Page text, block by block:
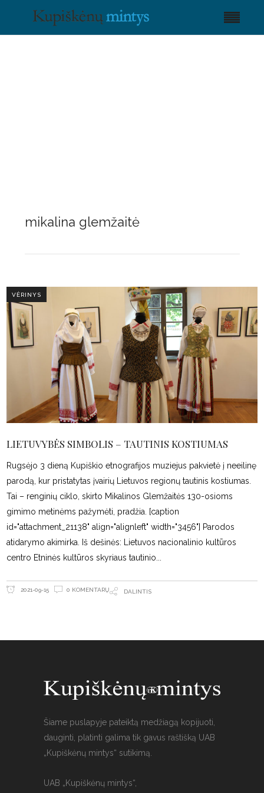
mikalina glemžaitė
VĖRINYS
LIETUVYBĖS SIMBOLIS – TAUTINIS KOSTIUMAS
Rugsėjo 3 dieną Kupiškio etnografijos muziejus pakvietė į neeilinę
parodą, kur pristatytas įvairių Lietuvos regionų tautinis kostiumas.
Tai – renginių ciklo, skirto Mikalinos Glemžaitės 130-osioms
gimimo metinėms pažymėti, pradžia. [caption
id="attachment_21138" align="alignleft" width="3456"] Parodos
atidarymo akimirka. Iš dešinės: Lietuvos nacionalinio kultūros
centro Etninės kultūros skyriaus tautinio
2021-09-15 0 KOMENTARŲ DALINTIS
Šiame puslapyje pateiktą medžiagą kopijuoti,
dauginti, platinti galima tik gavus raštišką UAB
„Kupiškėnų mintys“ sutikimą.
UAB „Kupiškėnų mintys“,